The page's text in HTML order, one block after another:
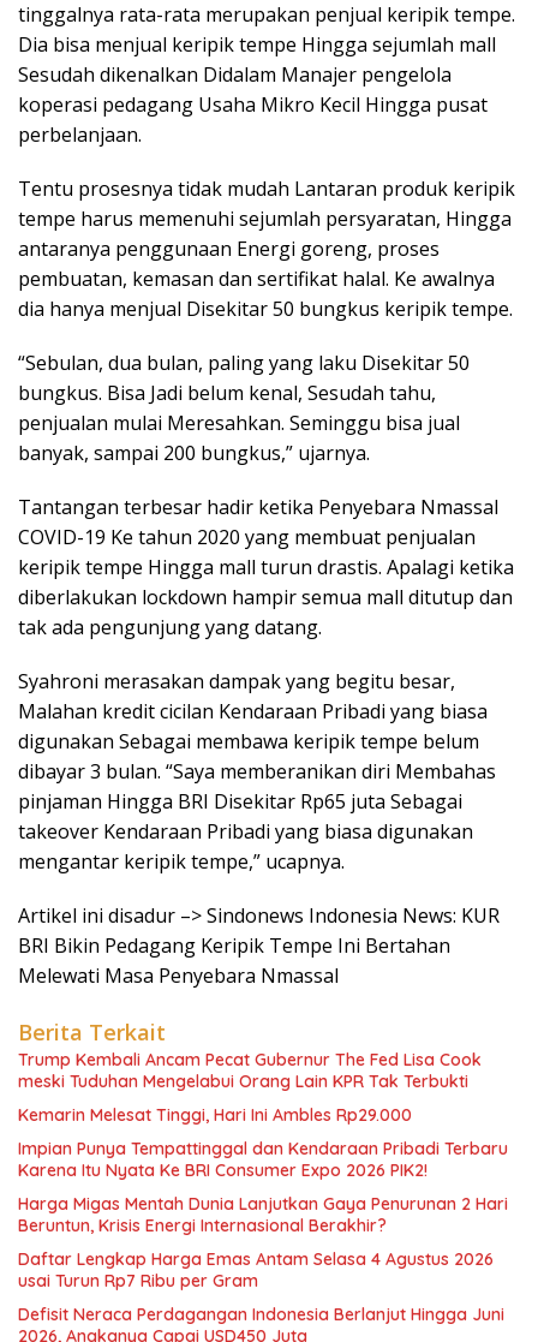
tinggalnya rata-rata merupakan penjual keripik tempe.
Dia bisa menjual keripik tempe Hingga sejumlah mall
Sesudah dikenalkan Didalam Manajer pengelola
koperasi pedagang Usaha Mikro Kecil Hingga pusat
perbelanjaan.
Tentu prosesnya tidak mudah Lantaran produk keripik
tempe harus memenuhi sejumlah persyaratan, Hingga
antaranya penggunaan Energi goreng, proses
pembuatan, kemasan dan sertifikat halal. Ke awalnya
dia hanya menjual Disekitar 50 bungkus keripik tempe.
“Sebulan, dua bulan, paling yang laku Disekitar 50
bungkus. Bisa Jadi belum kenal, Sesudah tahu,
penjualan mulai Meresahkan. Seminggu bisa jual
banyak, sampai 200 bungkus,” ujarnya.
Tantangan terbesar hadir ketika Penyebara Nmassal
COVID-19 Ke tahun 2020 yang membuat penjualan
keripik tempe Hingga mall turun drastis. Apalagi ketika
diberlakukan lockdown hampir semua mall ditutup dan
tak ada pengunjung yang datang.
Syahroni merasakan dampak yang begitu besar,
Malahan kredit cicilan Kendaraan Pribadi yang biasa
digunakan Sebagai membawa keripik tempe belum
dibayar 3 bulan. “Saya memberanikan diri Membahas
pinjaman Hingga BRI Disekitar Rp65 juta Sebagai
takeover Kendaraan Pribadi yang biasa digunakan
mengantar keripik tempe,” ucapnya.
Artikel ini disadur –> Sindonews Indonesia News: KUR
BRI Bikin Pedagang Keripik Tempe Ini Bertahan
Melewati Masa Penyebara Nmassal
Berita Terkait
Trump Kembali Ancam Pecat Gubernur The Fed Lisa Cook
meski Tuduhan Mengelabui Orang Lain KPR Tak Terbukti
Kemarin Melesat Tinggi, Hari Ini Ambles Rp29.000
Impian Punya Tempattinggal dan Kendaraan Pribadi Terbaru
Karena Itu Nyata Ke BRI Consumer Expo 2026 PIK2!
Harga Migas Mentah Dunia Lanjutkan Gaya Penurunan 2 Hari
Beruntun, Krisis Energi Internasional Berakhir?
Daftar Lengkap Harga Emas Antam Selasa 4 Agustus 2026
usai Turun Rp7 Ribu per Gram
Defisit Neraca Perdagangan Indonesia Berlanjut Hingga Juni
2026, Angkanya Capai USD450 Juta